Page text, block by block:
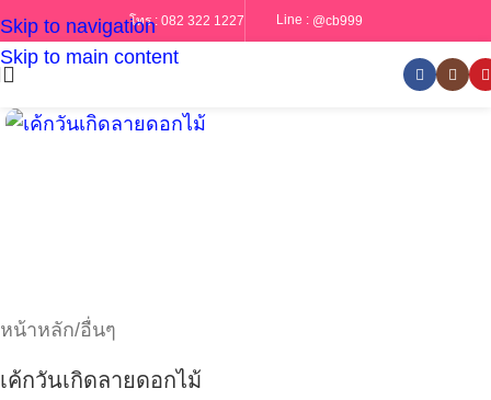
Skip to navigation
Skip to main content
โทร : 082 322 1227 Line : @cb999
หน้าหลัก/อื่นๆ
เค้กวันเกิดลายดอกไม้